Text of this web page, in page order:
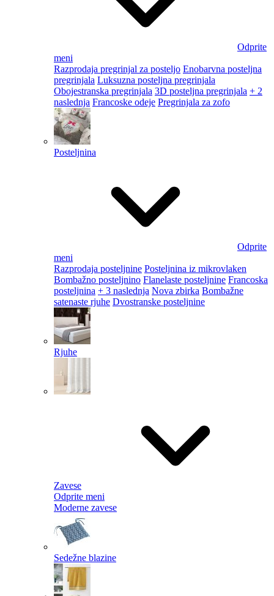
Odprite
meni
Razprodaja pregrinjal za posteljo Enobarvna posteljna
pregrinjala Luksuzna posteljna pregrinjala
Obojestranska pregrinjala 3D posteljna pregrinjala + 2
naslednja Francoske odeje Pregrinjala za zofo
Posteljnina
Odprite
meni
Razprodaja posteljnine Posteljnina iz mikrovlaken
Bombažno posteljnino Flanelaste posteljnine Francoska
posteljnina + 3 naslednja Nova zbirka Bombažne
satenaste rjuhe Dvostranske posteljnine
Rjuhe
Zavese
Odprite meni
Moderne zavese
Sedežne blazine